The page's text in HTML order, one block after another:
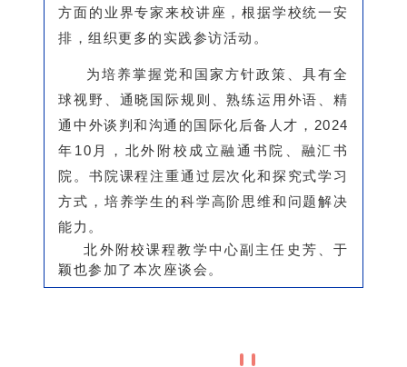
方面的业界专家来校讲座，根据学校统一安
排，组织更多的实践参访活动。
为培养掌握党和国家方针政策、具有全
球视野、通晓国际规则、熟练运用外语、精
通中外谈判和沟通的国际化后备人才，2024
年10月，北外附校成立融通书院、融汇书
院。书院课程注重通过层次化和探究式学习
方式，培养学生的科学高阶 思维和问题解决
能力。
北外附校课程教学中心副主任史芳、于
颖也参加了本次座谈会。